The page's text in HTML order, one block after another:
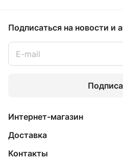
Подписаться на новости и
Интернет-магазин
Доставка
Контакты